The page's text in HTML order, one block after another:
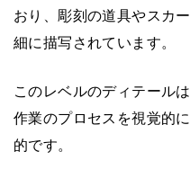
おり、彫刻の道具やスカ
細に描写されています。
このレベルのディテール
作業のプロセスを視覚的
的です。